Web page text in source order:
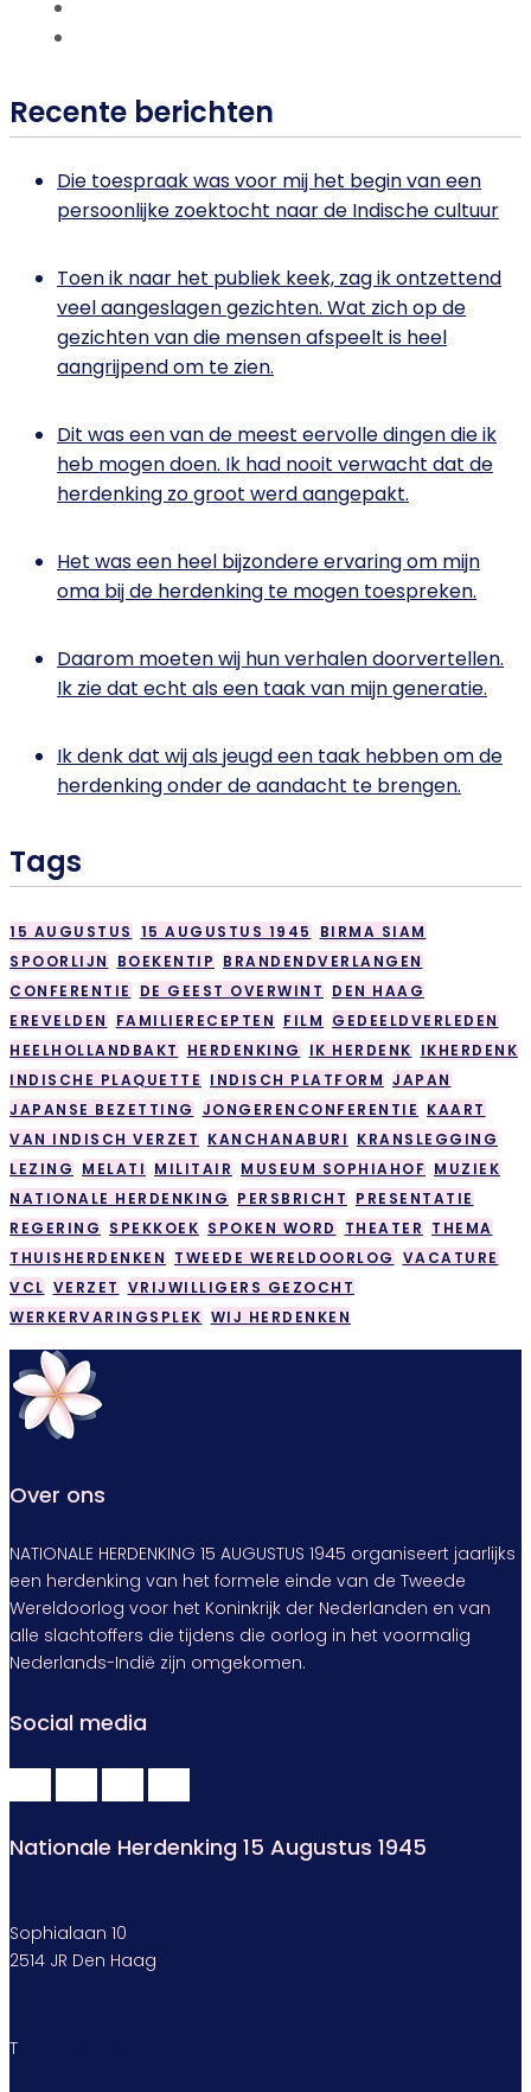
Recente berichten
Die toespraak was voor mij het begin van een
persoonlijke zoektocht naar de Indische cultuur
Toen ik naar het publiek keek, zag ik ontzettend
veel aangeslagen gezichten. Wat zich op de
gezichten van die mensen afspeelt is heel
aangrijpend om te zien.
Dit was een van de meest eervolle dingen die ik
heb mogen doen. Ik had nooit verwacht dat de
herdenking zo groot werd aangepakt.
Het was een heel bijzondere ervaring om mijn
oma bij de herdenking te mogen toespreken.
Daarom moeten wij hun verhalen doorvertellen.
Ik zie dat echt als een taak van mijn generatie.
Ik denk dat wij als jeugd een taak hebben om de
herdenking onder de aandacht te brengen.
Tags
15 AUGUSTUS 15 AUGUSTUS 1945
BIRMA SIAM
SPOORLIJN
BOEKENTIP BRANDENDVERLANGEN
CONFERENTIE
DE GEEST OVERWINT DEN HAAG
EREVELDEN
FAMILIERECEPTEN FILM GEDEELDVERLEDEN
HEELHOLLANDBAKT
HERDENKING IK HERDENK IKHERDENK
INDISCHE PLAQUETTE INDISCH PLATFORM JAPAN
JAPANSE BEZETTING JONGERENCONFERENTIE KAART
VAN INDISCH VERZET KANCHANABURI KRANSLEGGING
LEZING MELATI MILITAIR MUSEUM SOPHIAHOF MUZIEK
NATIONALE HERDENKING PERSBRICHT PRESENTATIE
REGERING SPEKKOEK SPOKEN WORD THEATER THEMA
THUISHERDENKEN TWEEDE WERELDOORLOG VACATURE
VCL VERZET VRIJWILLIGERS GEZOCHT
WERKERVARINGSPLEK WIJ HERDENKEN
Over ons
NATIONALE HERDENKING 15 AUGUSTUS 1945 organiseert jaarlijks
een herdenking van het formele einde van de Tweede
Wereldoorlog voor het Koninkrijk der Nederlanden en van
alle slachtoffers die tijdens die oorlog in het voormalig
Nederlands-Indië zijn omgekomen.
Social media
Nationale Herdenking 15 Augustus 1945
Sophialaan 10
2514 JR Den Haag
T